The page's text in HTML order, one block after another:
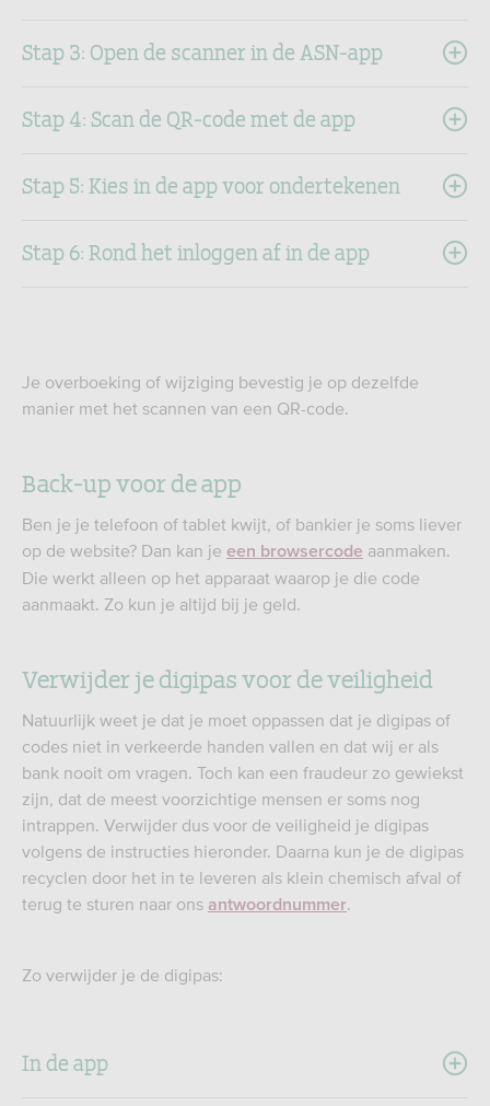
Stap 3: Open de scanner in de ASN-app
Stap 4: Scan de QR-code met de app
Stap 5: Kies in de app voor ondertekenen
Stap 6: Rond het inloggen af in de app
Je overboeking of wijziging bevestig je op dezelfde
manier met het scannen van een QR-code.
Back-up voor de app
Ben je je telefoon of tablet kwijt, of bankier je soms liever
op de website? Dan kan je een browsercode aanmaken.
Die werkt alleen op het apparaat waarop je die code
aanmaakt. Zo kun je altijd bij je geld.
Verwijder je digipas voor de veiligheid
Natuurlijk weet je dat je moet oppassen dat je digipas of
codes niet in verkeerde handen vallen en dat wij er als
bank nooit om vragen. Toch kan een fraudeur zo gewiekst
zijn, dat de meest voorzichtige mensen er soms nog
intrappen. Verwijder dus voor de veiligheid je digipas
volgens de instructies hieronder. Daarna kun je de digipas
recyclen door het in te leveren als klein chemisch afval of
terug te sturen naar ons antwoordnummer.
Zo verwijder je de digipas:
In de app